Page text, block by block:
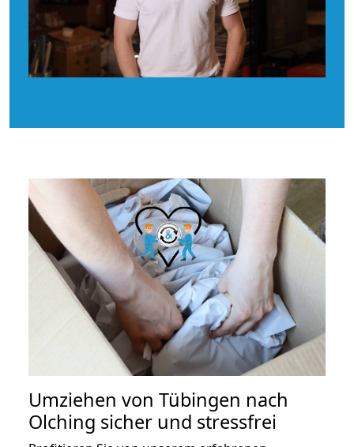
Umziehen von Tübingen nach
Olching sicher und stressfrei